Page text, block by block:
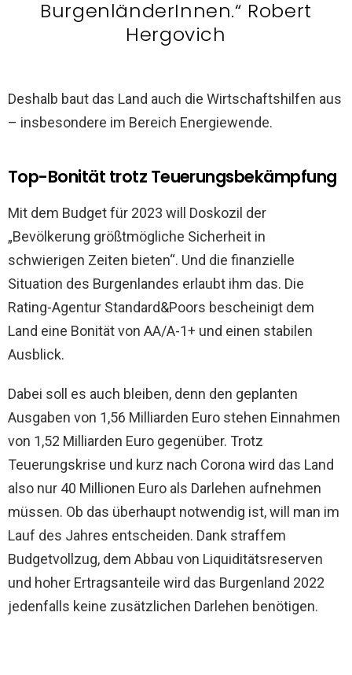
BurgenländerInnen.“ Robert
Hergovich
Deshalb baut das Land auch die Wirtschaftshilfen aus
– insbesondere im Bereich Energiewende.
Top-Bonität trotz Teuerungsbekämpfung
Mit dem Budget für 2023 will Doskozil der
„Bevölkerung größtmögliche Sicherheit in
schwierigen Zeiten bieten“. Und die finanzielle
Situation des Burgenlandes erlaubt ihm das. Die
Rating-Agentur Standard&Poors bescheinigt dem
Land eine Bonität von AA/A-1+ und einen stabilen
Ausblick.
Dabei soll es auch bleiben, denn den geplanten
Ausgaben von 1,56 Milliarden Euro stehen Einnahmen
von 1,52 Milliarden Euro gegenüber. Trotz
Teuerungskrise und kurz nach Corona wird das Land
also nur 40 Millionen Euro als Darlehen aufnehmen
müssen. Ob das überhaupt notwendig ist, will man im
Lauf des Jahres entscheiden. Dank straffem
Budgetvollzug, dem Abbau von Liquiditätsreserven
und hoher Ertragsanteile wird das Burgenland 2022
jedenfalls keine zusätzlichen Darlehen benötigen.